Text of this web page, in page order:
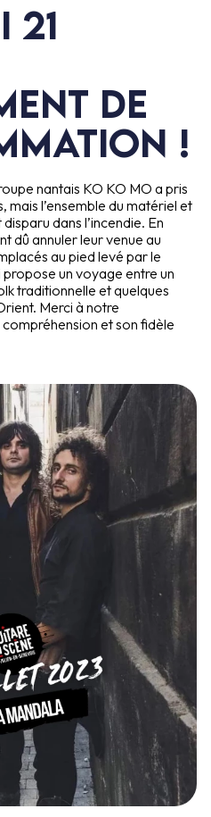
de
!
nantais KO KO MO a pris
mais l’ensemble du matériel et
dans l’incendie. En
dû annuler leur venue au
au pied levé par le
un voyage entre un
traditionnelle et quelques
Merci à notre
et son fidèle